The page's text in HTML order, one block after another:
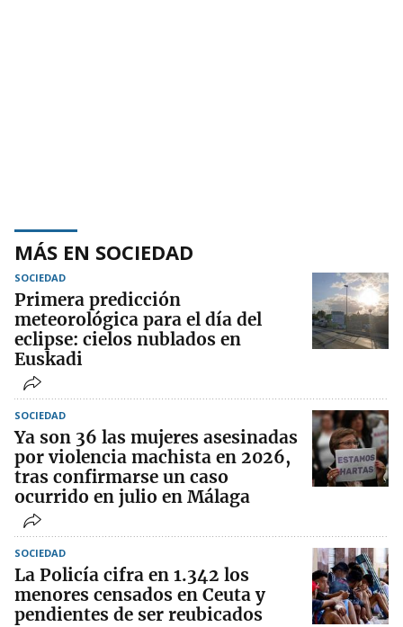
MÁS EN SOCIEDAD
SOCIEDAD
Primera predicción
meteorológica para el día del
eclipse: cielos nublados en
Euskadi
SOCIEDAD
Ya son 36 las mujeres asesinadas
por violencia machista en 2026,
tras confirmarse un caso
ocurrido en julio en Málaga
SOCIEDAD
La Policía cifra en 1.342 los
menores censados en Ceuta y
pendientes de ser reubicados